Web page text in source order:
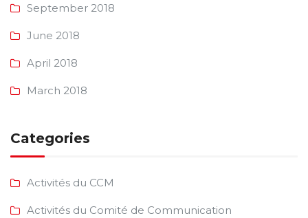
September 2018
June 2018
April 2018
March 2018
Categories
Activités du CCM
Activités du Comité de Communication